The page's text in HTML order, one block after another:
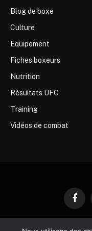
Blog de boxe
Culture
Equipement
Fiches boxeurs
Nutrition
Résultats UFC
Training
Vidéos de combat